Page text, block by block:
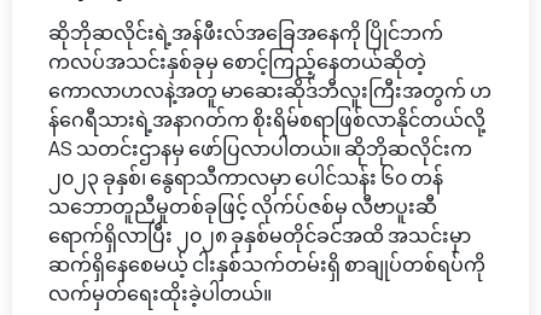
ဆိုဘိုဆလိုင်းရဲ့အန်ဖီးလ်အခြေအနေကို ပြိုင်ဘက်
ကလပ်အသင်းနှစ်ခုမှ စောင့်ကြည့်နေတယ်ဆိုတဲ့
ကောလာဟလနဲ့အတူ မာဆေးဆိုဒ်ဘီလူးကြီးအတွက် ဟ
န်ဂေရီသားရဲ့အနာဂတ်က စိုးရိမ်စရာဖြစ်လာနိုင်တယ်လို့
AS သတင်းဌာနမှ ဖော်ပြလာပါတယ်။ ဆိုဘိုဆလိုင်းက
၂၀၂၃ ခုနှစ်၊ နွေရာသီကာလမှာ ပေါင်သန်း ၆၀ တန်
သဘောတူညီမှုတစ်ခုဖြင့် လိုက်ပ်ဇစ်မှ လီဗာပူးဆီ
ရောက်ရှိလာပြီး ၂၀၂၈ ခုနှစ်မတိုင်ခင်အထိ အသင်းမှာ
ဆက်ရှိနေစေမယ့် ငါးနှစ်သက်တမ်းရှိ စာချုပ်တစ်ရပ်ကို
လက်မှတ်ရေးထိုးခဲ့ပါတယ်။